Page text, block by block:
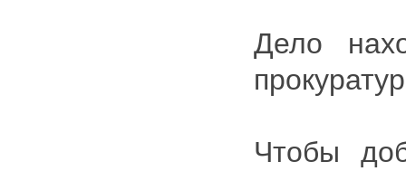
Дело
Чтобы